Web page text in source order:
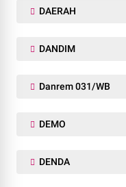
DAERAH
DANDIM
Danrem 031/WB
DEMO
DENDA